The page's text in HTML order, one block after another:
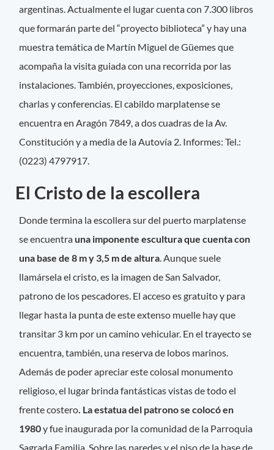
argentinas. Actualmente el lugar cuenta con 7.300 libros
que formarán parte del “proyecto biblioteca” y hay una
muestra temática de Martín Miguel de Güemes que
acompaña la visita guiada con una recorrida por las
instalaciones. También, proyecciones, exposiciones,
charlas y conferencias. El cabildo marplatense se
encuentra en Aragón 7849, a dos cuadras de la Av.
Constitución y a media de la Autovía 2. Informes: Tel.:
(0223) 4797917.
El Cristo de la escollera
Donde termina la escollera sur del puerto marplatense
se encuentra una imponente escultura que cuenta con
una base de 8 m y 3,5 m de altura. Aunque suele
llamársela el cristo, es la imagen de San Salvador,
patrono de los pescadores. El acceso es gratuito y para
llegar hasta la punta de este extenso muelle hay que
transitar 3 km por un camino vehicular. En el trayecto se
encuentra, también, una reserva de lobos marinos.
Además de poder apreciar este colosal monumento
religioso, el lugar brinda fantásticas vistas de todo el
frente costero. La estatua del patrono se colocó en
1980y fue inaugurada por la comunidad de la Parroquia
Sagrada Familia. Sobre las paredes y el piso de la base de